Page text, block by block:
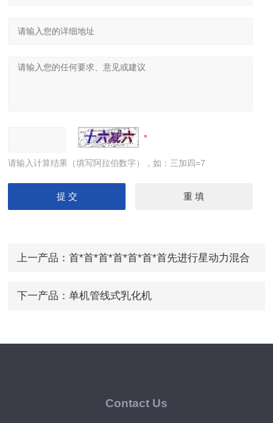
请输入计算结果（填写阿拉伯数字），如：三加四=7
上一产品： 首*首*首*首*首*首*首先进行星动力混合
下一产品： 单机管线式乳化机
Contact Us